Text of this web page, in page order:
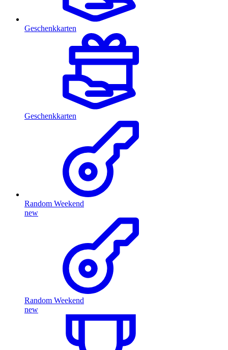
Geschenkkarten
Geschenkkarten
Random Weekend
new
Random Weekend
new